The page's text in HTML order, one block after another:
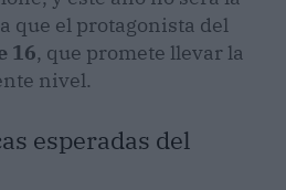
que el protagonista del
16, que promete llevar la
nivel.
esperadas del